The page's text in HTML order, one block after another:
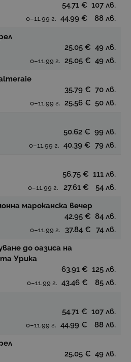
54.71 € 107 лв.
0–11.99 г. 44.99 €
88 лв.
25.05 € 49 лв.
0–11.99 г. 25.05 € 49 лв.
35.79 € 70 лв.
0–11.99 г. 25.56 € 50 лв.
50.62 € 99 лв.
0–11.99 г. 40.39 € 79 лв.
56.75 € 111 лв.
0–11.99 г. 27.61 €
54 лв.
мароканска вечер
42.95 € 84 лв.
0–11.99 г. 37.84 €
74 лв.
до оазиса на
Урика
63.91 € 125 лв.
0–11.99 г. 43.46 €
85 лв.
54.71 € 107 лв.
0–11.99 г. 44.99 €
88 лв.
25.05 € 49 лв.